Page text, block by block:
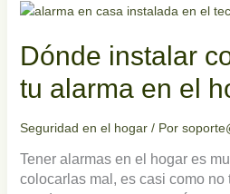
Dónde instalar
tu alarma en el
Seguridad en el hogar/ Por
Tener alarmas en el hogar es
colocarlas mal, es casi como no
instalar
tu
alarma
en
hogar